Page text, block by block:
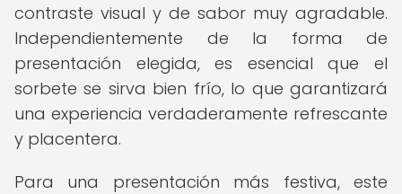
contraste visual y de sabor muy agradable.
Independientemente de la forma de
presentación elegida, es esencial que el
sorbete se sirva bien frío, lo que garantizará
una experiencia verdaderamente refrescante
y placentera.
Para una presentación más festiva, este